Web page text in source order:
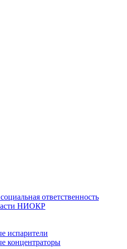
ответственность
НИОКР
испарители
концентраторы